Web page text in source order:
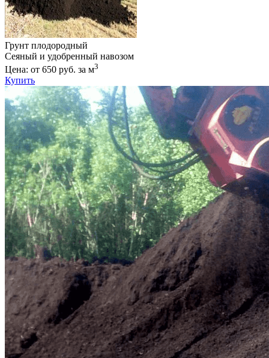
Грунт плодородный
Сеяный и удобренный навозом
Цена: от 650 руб. за м3
Купить